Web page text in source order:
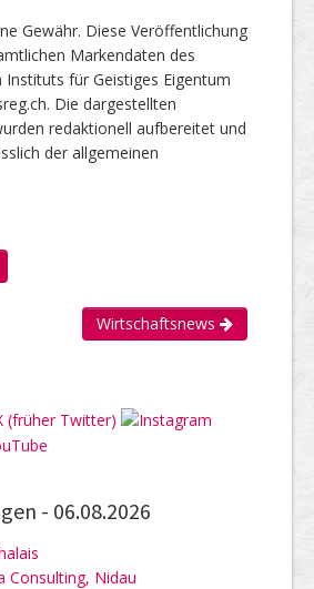
Gewähr. Diese Veröffentlichung
Markendaten des
Instituts für Geistiges Eigentum
Die dargestellten
redaktionell aufbereitet und
der allgemeinen
Wirtschaftsnews
- 06.08.2026
Consulting, Nidau